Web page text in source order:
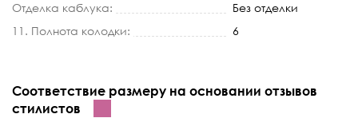
Отделка каблука:
Без отделки
11. Полнота колодки:
6
Соответствие размеру на основании отзывов
стилистов